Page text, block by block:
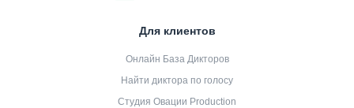
Для клиентов
Онлайн База Дикторов
Найти диктора по голосу
Студия Овации Production